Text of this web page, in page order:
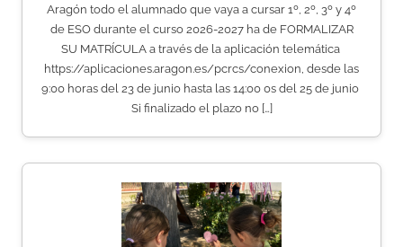
Aragón todo el alumnado que vaya a cursar 1º, 2º, 3º y 4º
de ESO durante el curso 2026-2027 ha de FORMALIZAR
SU MATRÍCULA a través de la aplicación telemática
https://aplicaciones.aragon.es/pcrcs/conexion, desde las
9:00 horas del 23 de junio hasta las 14:00 0s del 25 de junio
Si finalizado el plazo no […]